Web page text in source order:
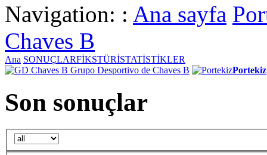
Navigation: : Ana sayfa
Chaves B
Ana SONUÇLARFİKSTÜRİSTATİSTİKLER
Grupo Desportivo de Chaves B
Portekiz
Son sonuçlar